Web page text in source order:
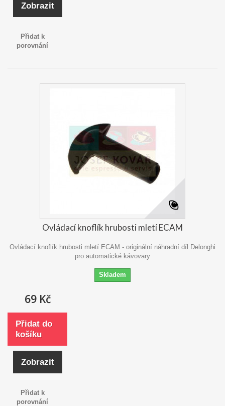
Zobrazit
Přidat k
porovnání
Ovládací knoflík hrubosti mletí ECAM
Ovládací knoflík hrubosti mletí ECAM - originální náhradní díl Delonghi
pro automatické kávovary
Skladem
69 Kč
Přidat do
košíku
Zobrazit
Přidat k
porovnání